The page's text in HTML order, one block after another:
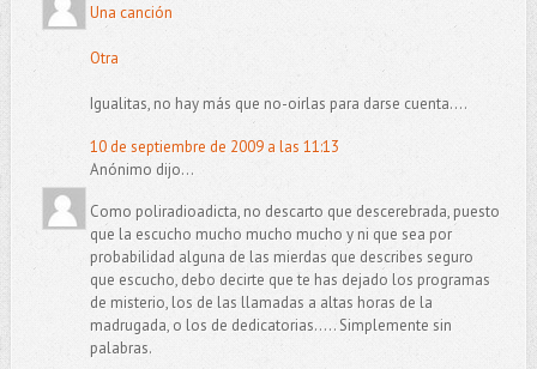
Una canción
Otra
Igualitas, no hay más que no-oirlas para darse cuenta....
10 de septiembre de 2009 a las 11:13
Anónimo dijo...
Como poliradioadicta, no descarto que descerebrada, puesto
que la escucho mucho mucho mucho y ni que sea por
probabilidad alguna de las mierdas que describes seguro
que escucho, debo decirte que te has dejado los programas
de misterio, los de las llamadas a altas horas de la
madrugada, o los de dedicatorias..... Simplemente sin
palabras.